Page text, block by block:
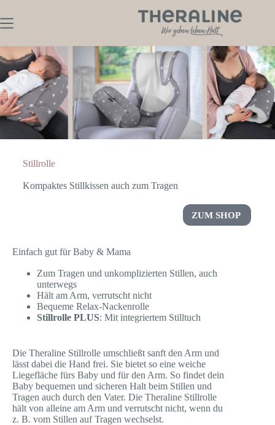
Stillrolle
Kompaktes Stillkissen auch zum Tragen
ZUM SHOP
Einfach gut für Baby & Mama
Zum Tragen und unkomplizierten Stillen, auch
unterwegs
Hält am Arm, verrutscht nicht
Bequeme Relax-Nackenrolle
Stillrolle PLUS: Mit integriertem Stilltuch
Die Theraline Stillrolle umschließt sanft den Arm und
lässt dabei die Hand frei. Sie bietet so eine weiche
Liegefläche fürs Baby und für den Arm. So findet dein
Baby bequemen und sicheren Halt beim Stillen und
Tragen auch durch den Vater. Die Theraline Stillrolle
hält von alleine am Arm und verrutscht nicht, wenn du
z. B. vom Stillen auf Tragen wechselst.